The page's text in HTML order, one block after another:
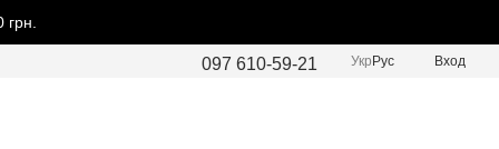
097 610-59-21 Укр Рус Вход